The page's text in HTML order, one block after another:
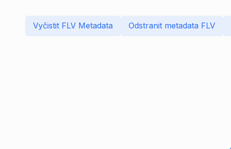
Vyčistit FLV Metadata Odstranit metadata FLV